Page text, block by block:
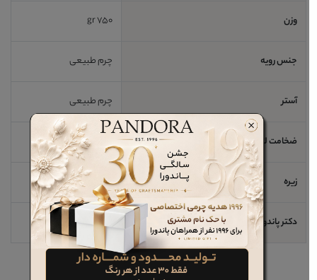
وزن 750 gr
جنس رویه چرم طبیعی
آستر چرم طبیعی
ضخامت لژ / اندازه پاشنه 6 cm
زیره EVA
دکتر پاندورا خیر